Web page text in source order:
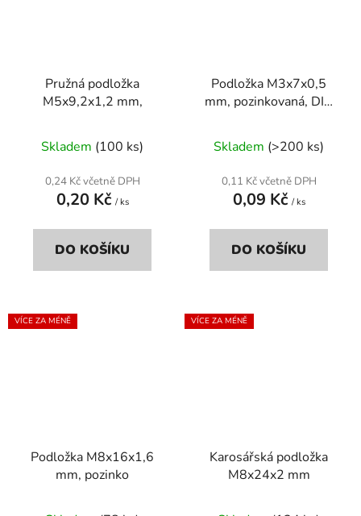
Pružná podložka
M5x9,2x1,2 mm,
Skladem (100 ks)
0,24 Kč včetně DPH
0,20 Kč / ks
DO KOŠÍKU
Podložka M3x7x0,5
mm, pozinkovaná, DIN
Skladem (>200 ks)
0,11 Kč včetně DPH
0,09 Kč / ks
DO KOŠÍKU
VÍCE ZA MÉNĚ
Podložka M8x16x1,6
mm, pozinko
VÍCE ZA MÉNĚ
Karosářská podložka
M8x24x2 mm